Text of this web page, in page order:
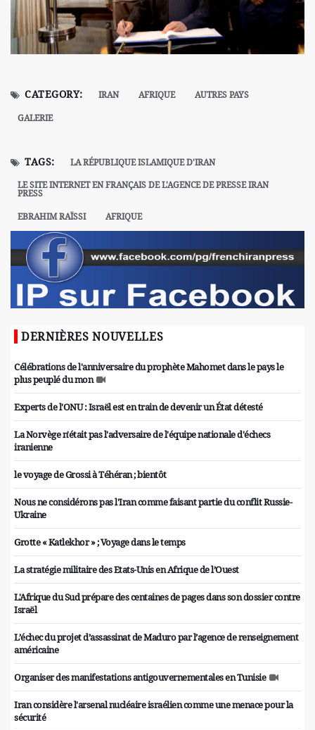
CATEGORY: IRAN AFRIQUE
AUTRES PAYS
GALERIE
TAGS:
LA RÉPUBLIQUE ISLAMIQUE D'IRAN
LE SITE INTERNET EN FRANÇAIS DE L'AGENCE DE PRESSE IRAN
PRESS
EBRAHIM RAÏSSI
AFRIQUE
DERNIÈRES NOUVELLES
Célébrations de l'anniversaire du prophète Mahomet dans le pays le
plus peuplé du mon
Experts de l'ONU : Israël est en train de devenir un État détesté
La Norvège n'était pas l'adversaire de l'équipe nationale d'échecs
iranienne
le voyage de Grossi à Téhéran ; bientôt
Nous ne considérons pas l'Iran comme faisant partie du conflit Russie-
Ukraine
Grotte « Katlekhor » ; Voyage dans le temps
La stratégie militaire des Etats-Unis en Afrique de l’Ouest
L'Afrique du Sud prépare des centaines de pages dans son dossier contre
Israël
L’échec du projet d’assassinat de Maduro par l’agence de renseignement
américaine
Organiser des manifestations antigouvernementales en Tunisie
Iran considère l'arsenal nucléaire israélien comme une menace pour la
sécurité